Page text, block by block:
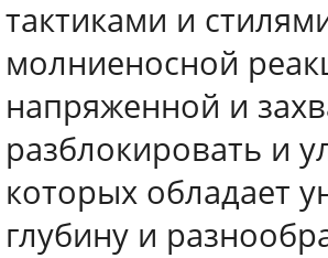
тактиками и
молниеносной
напряженной и
разблокировать и
которых обладает
глубину и